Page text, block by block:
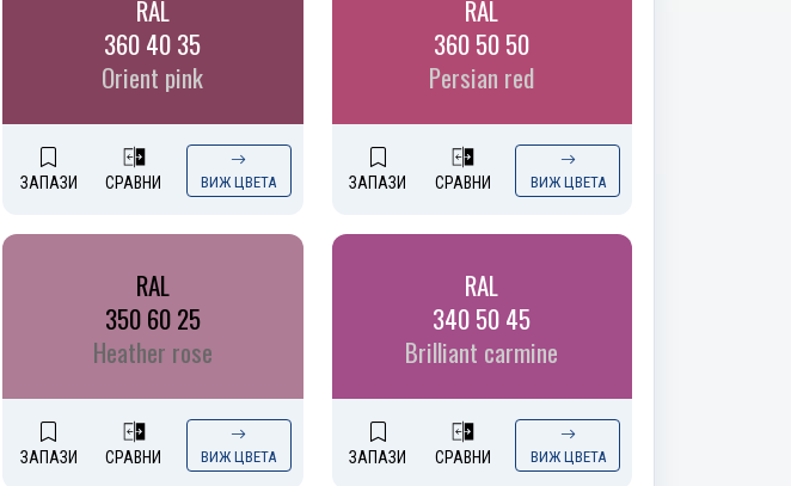
RAL
360 40 35
Orient pink
ЗАПАЗИ СРАВНИ ВИЖ ЦВЕТА
RAL
360 50 50
Persian red
ЗАПАЗИ СРАВНИ ВИЖ ЦВЕТА
RAL
350 60 25
Heather rose
ЗАПАЗИ СРАВНИ ВИЖ ЦВЕТА
RAL
340 50 45
Brilliant carmine
ЗАПАЗИ СРАВНИ ВИЖ ЦВЕТА